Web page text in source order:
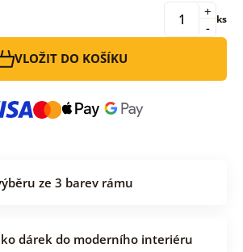
-
+ ks
VLOŽIT DO KOŠÍKU
ze 3 barev rámu
dárek do moderního interiéru